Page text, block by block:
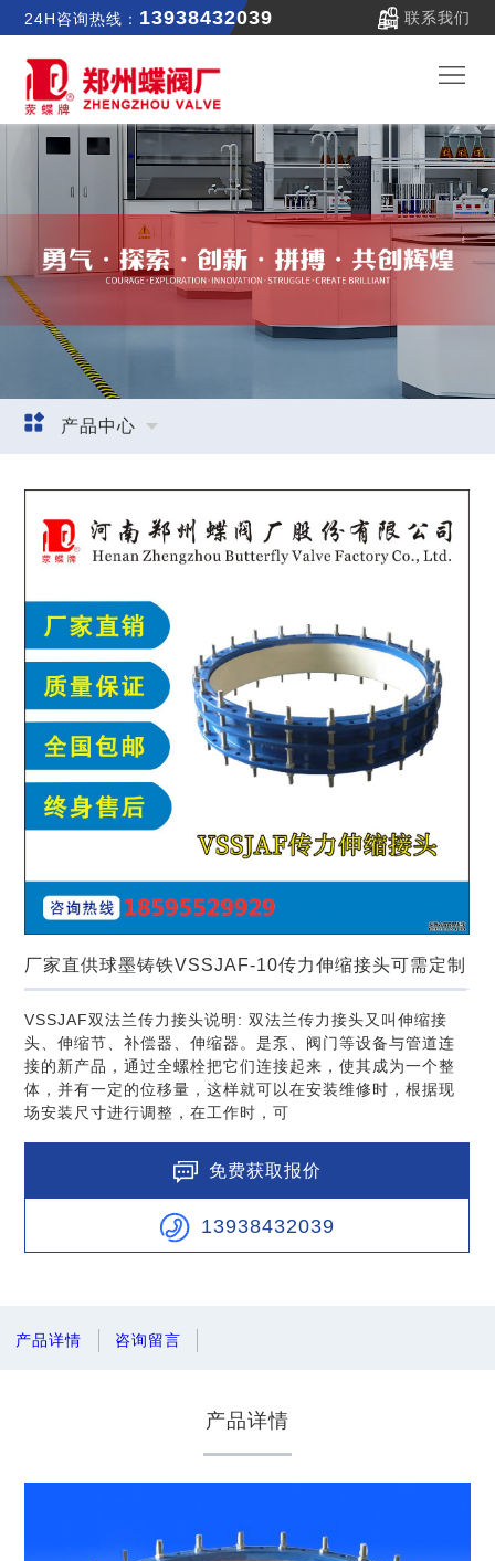
24H咨询热线： 13938432039 联系我们
郑
页
我
闻
心
产
中
心
司
实
联
系
产品中心
伸缩器>> 浏览产品 详情
厂家直供球墨铸铁VSSJAF-10传力伸缩接头可需定制
VSSJAF双法兰传力接头说明: 双法兰传力接头又叫伸缩接
头、伸缩节、补偿器、伸缩器。是泵、阀门等设备与管道连
接的新产品，通过全螺栓把它们连接起来，使其成为一个整
体，并有一定的位移量，这样就可以在安装维修时，根据现
场安装尺寸进行调整，在工作时，可
免费获取报价
13938432039
产品详情 咨询留言
产品详情